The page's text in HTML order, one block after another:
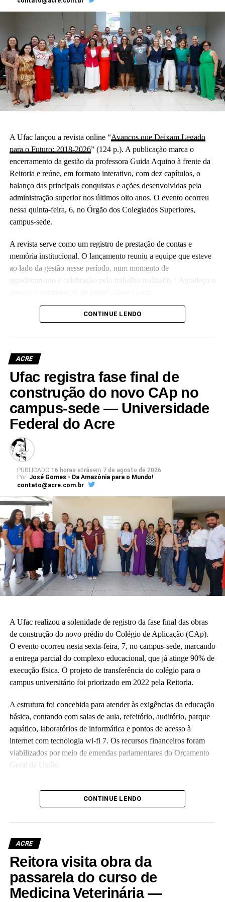
A Ufac lançou a revista online “Avanços que Deixam Legado
para o Futuro: 2018-2026” (124 p.). A publicação marca o
encerramento da gestão da professora Guida Aquino à frente da
Reitoria e reúne, em formato interativo, com dez capítulos, o
balanço das principais conquistas e ações desenvolvidas pela
administração superior nos últimos oito anos. O evento ocorreu
nessa quinta-feira, 6, no Órgão dos Colegiados Superiores,
campus-sede.
A revista serve como um registro de prestação de contas e
memória institucional. O lançamento reuniu a equipe que esteve
ao lado da gestão nesse período, num momento de
agradecimento e celebração pelo trabalho realizado. “Agradeço o
(Camila Barbosa, estagiária Ascom/Ufac)
Leia Mais: UFAC
CONTINUE LENDO
ACRE
Ufac registra fase final de
construção do novo CAp no
campus-sede — Universidade
Federal do Acre
PUBLICADO 16 horas atrásem 7 de agosto de 2026
Por: José Gomes - Da Amazônia para o Mundo!
contato@acre.com.br
A Ufac realizou a solenidade de registro da fase final das obras
de construção do novo prédio do Colégio de Aplicação (CAp).
O evento ocorreu nesta sexta-feira, 7, no campus-sede, marcando
a entrega parcial do complexo educacional, que já atinge 90% de
execução física. O projeto de transferência do colégio para o
campus universitário foi priorizado em 2022 pela Reitoria.
A estrutura foi concebida para atender às exigências da educação
básica, contando com salas de aula, refeitório, auditório, parque
aquático, laboratórios de informática e pontos de acesso à
internet com tecnologia wi-fi 7. Os recursos financeiros foram
viabilizados por meio de emendas parlamentares do Orçamento
Geral da União.
realização de um compromisso com a qualidade da educação
reitora Guida Aquino. Ela informou que o antigo prédio do
patrimônio histórico da instituição, passará por revitalização para
abrigar o Palácio da Cultura da Ufac.
A vice-reitora eleita, Almecina Balbino, reafirmou a continuidade
dos projetos de expansão da infraestrutura da instituição. “Eu
CONTINUE LENDO
ACRE
Reitora visita obra da
passarela do curso de
Medicina Veterinária —